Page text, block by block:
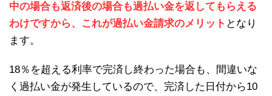
中の場合も返済後の場合も過払い金を返してもらえる
わけですから、これが過払い金請求のメリット となり
ます。
18％を超える利率で完済し終わった場合も、間違いな
く過払い金が発生しているので、完済した日付から10